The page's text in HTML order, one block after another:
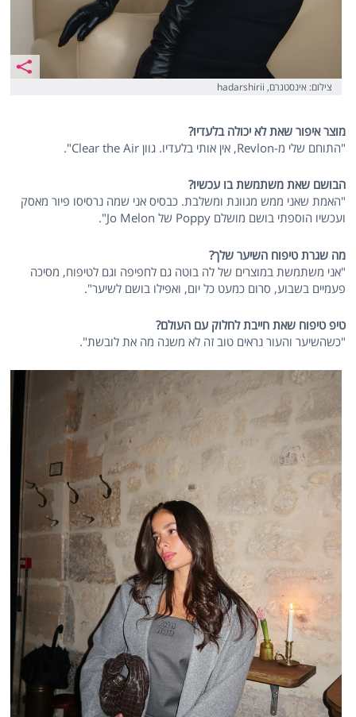
צילום: אינסטגרם, hadarshirii
מוצר איפור שאת לא יכולה בלעדיו?
"התוחם שלי מ-Revlon, אין אותי בלעדיו. גוון Clear the Air".
הבושם שאת משתמשת בו עכשיו?
"האמת שאני ממש מגוונת ומשלבת. כבסיס אני שמה נרסיסו פיור מאסק
ועכשיו הוספתי בושם מושלם Poppy של Jo Melon".
מה שגרת טיפוח השיער שלך?
"אני משתמשת במוצרים של לה בוטה גם לחפיפה וגם לטיפוח, מסיכה
פעמיים בשבוע, סרום כמעט כל יום, ואפילו בושם לשיער".
טיפ טיפוח שאת חייבת לחלוק עם העולם?
"כשהשיער והעור נראים טוב זה לא משנה מה את לובשת".